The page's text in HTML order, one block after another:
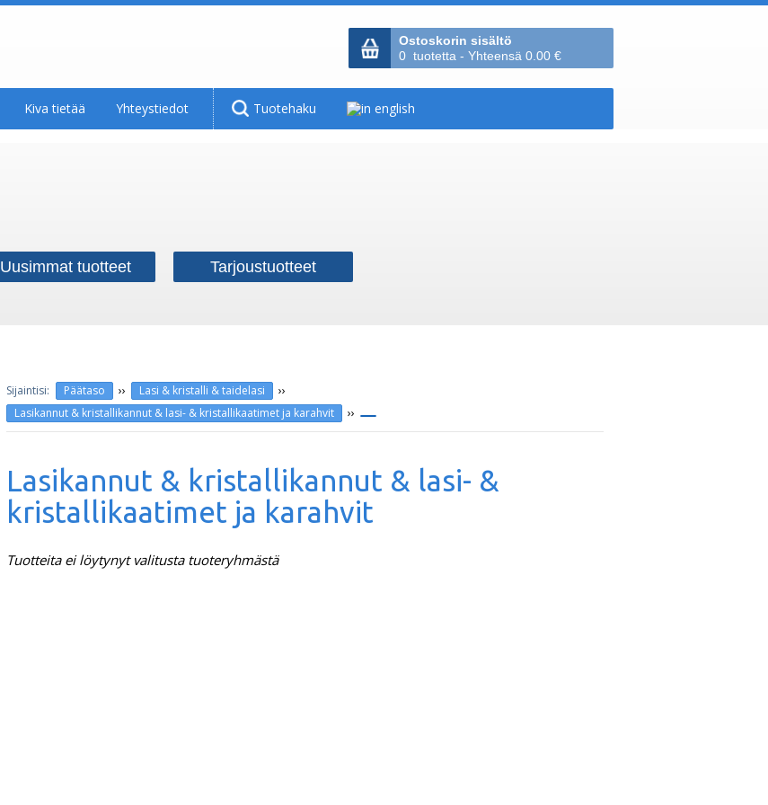
Ostoskorin sisältö
0 tuotetta - Yhteensä 0.00 €
Kiva tietää Yhteystiedot Tuotehaku
Uusimmat tuotteet Tarjoustuotteet
Päätaso ›› Lasi & kristalli & taidelasi ››
Lasikannut & kristallikannut & lasi- & kristallikaatimet ja karahvit ››
Lasikannut & kristallikannut & lasi- &
kristallikaatimet ja karahvit
Tuotteita ei löytynyt valitusta tuoteryhmästä